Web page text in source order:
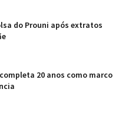
do Prouni após extratos
20 anos como marco